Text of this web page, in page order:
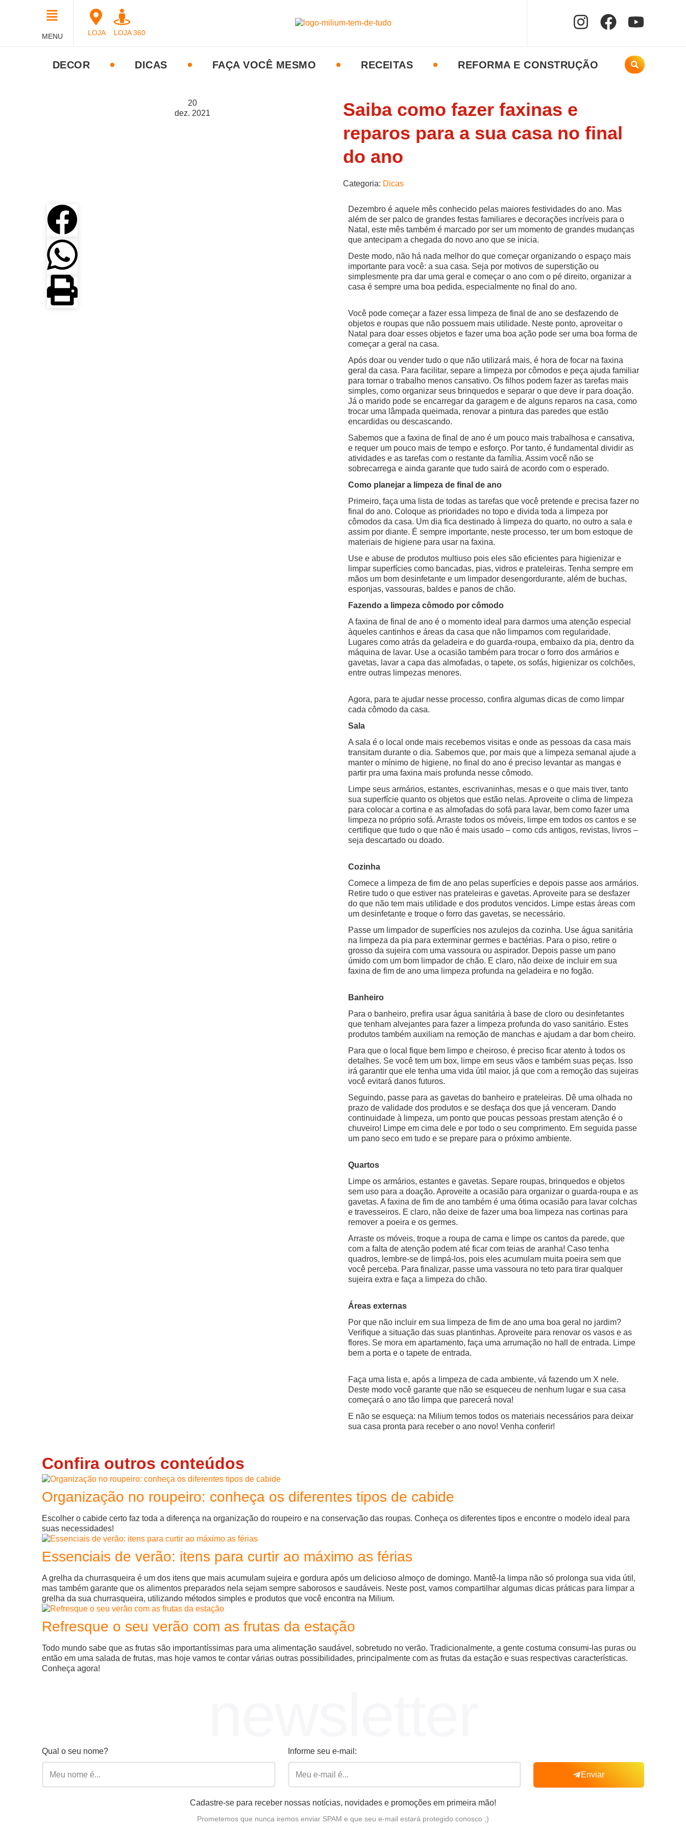
MENU LOJA LOJA 360
DECOR DICAS FAÇA VOCÊ MESMO RECEITAS REFORMA E CONSTRUÇÃO
20
dez. 2021
Saiba como fazer faxinas e
reparos para a sua casa no final
do ano
Categoria: Dicas
Dezembro é aquele mês conhecido pelas maiores festividades do ano. Mas
além de ser palco de grandes festas familiares e decorações incríveis para o
Natal, este mês também é marcado por ser um momento de grandes mudanças
que antecipam a chegada do novo ano que se inicia.
Deste modo, não há nada melhor do que começar organizando o espaço mais
importante para você: a sua casa. Seja por motivos de superstição ou
simplesmente pra dar uma geral e começar o ano com o pé direito, organizar a
casa é sempre uma boa pedida, especialmente no final do ano.
Você pode começar a fazer essa limpeza de final de ano se desfazendo de
objetos e roupas que não possuem mais utilidade. Neste ponto, aproveitar o
Natal para doar esses objetos e fazer uma boa ação pode ser uma boa forma de
começar a geral na casa.
Após doar ou vender tudo o que não utilizará mais, é hora de focar na faxina
geral da casa. Para facilitar, separe a limpeza por cômodos e peça ajuda familiar
para tornar o trabalho menos cansativo. Os filhos podem fazer as tarefas mais
simples, como organizar seus brinquedos e separar o que deve ir para doação.
Já o marido pode se encarregar da garagem e de alguns reparos na casa, como
trocar uma lâmpada queimada, renovar a pintura das paredes que estão
encardidas ou descascando.
Sabemos que a faxina de final de ano é um pouco mais trabalhosa e cansativa,
e requer um pouco mais de tempo e esforço. Por tanto, é fundamental dividir as
atividades e as tarefas com o restante da família. Assim você não se
sobrecarrega e ainda garante que tudo sairá de acordo com o esperado.
Como planejar a limpeza de final de ano
Primeiro, faça uma lista de todas as tarefas que você pretende e precisa fazer no
final do ano. Coloque as prioridades no topo e divida toda a limpeza por
cômodos da casa. Um dia fica destinado à limpeza do quarto, no outro a sala e
assim por diante. É sempre importante, neste processo, ter um bom estoque de
materiais de higiene para usar na faxina.
Use e abuse de produtos multiuso pois eles são eficientes para higienizar e
limpar superfícies como bancadas, pias, vidros e prateleiras. Tenha sempre em
mãos um bom desinfetante e um limpador desengordurante, além de buchas,
esponjas, vassouras, baldes e panos de chão.
Fazendo a limpeza cômodo por cômodo
A faxina de final de ano é o momento ideal para darmos uma atenção especial
àqueles cantinhos e áreas da casa que não limpamos com regularidade.
Lugares como atrás da geladeira e do guarda-roupa, embaixo da pia, dentro da
máquina de lavar. Use a ocasião também para trocar o forro dos armários e
gavetas, lavar a capa das almofadas, o tapete, os sofás, higienizar os colchões,
entre outras limpezas menores.
Agora, para te ajudar nesse processo, confira algumas dicas de como limpar
cada cômodo da casa.
Sala
A sala é o local onde mais recebemos visitas e onde as pessoas da casa mais
transitam durante o dia. Sabemos que, por mais que a limpeza semanal ajude a
manter o mínimo de higiene, no final do ano é preciso levantar as mangas e
partir pra uma faxina mais profunda nesse cômodo.
Limpe seus armários, estantes, escrivaninhas, mesas e o que mais tiver, tanto
sua superfície quanto os objetos que estão nelas. Aproveite o clima de limpeza
para colocar a cortina e as almofadas do sofá para lavar, bem como fazer uma
limpeza no próprio sofá. Arraste todos os móveis, limpe em todos os cantos e se
certifique que tudo o que não é mais usado – como cds antigos, revistas, livros –
seja descartado ou doado.
Cozinha
Comece a limpeza de fim de ano pelas superfícies e depois passe aos armários.
Retire tudo o que estiver nas prateleiras e gavetas. Aproveite para se desfazer
do que não tem mais utilidade e dos produtos vencidos. Limpe estas áreas com
um desinfetante e troque o forro das gavetas, se necessário.
Passe um limpador de superfícies nos azulejos da cozinha. Use água sanitária
na limpeza da pia para exterminar germes e bactérias. Para o piso, retire o
grosso da sujeira com uma vassoura ou aspirador. Depois passe um pano
úmido com um bom limpador de chão. E claro, não deixe de incluir em sua
faxina de fim de ano uma limpeza profunda na geladeira e no fogão.
Banheiro
Para o banheiro, prefira usar água sanitária à base de cloro ou desinfetantes
que tenham alvejantes para fazer a limpeza profunda do vaso sanitário. Estes
produtos também auxiliam na remoção de manchas e ajudam a dar bom cheiro.
Para que o local fique bem limpo e cheiroso, é preciso ficar atento à todos os
detalhes. Se você tem um box, limpe em seus vãos e também suas peças. Isso
irá garantir que ele tenha uma vida útil maior, já que com a remoção das sujeiras
você evitará danos futuros.
Seguindo, passe para as gavetas do banheiro e prateleiras. Dê uma olhada no
prazo de validade dos produtos e se desfaça dos que já venceram. Dando
continuidade à limpeza, um ponto que poucas pessoas prestam atenção é o
chuveiro! Limpe em cima dele e por todo o seu comprimento. Em seguida passe
um pano seco em tudo e se prepare para o próximo ambiente.
Quartos
Limpe os armários, estantes e gavetas. Separe roupas, brinquedos e objetos
sem uso para a doação. Aproveite a ocasião para organizar o guarda-roupa e as
gavetas. A faxina de fim de ano também é uma ótima ocasião para lavar colchas
e travesseiros. E claro, não deixe de fazer uma boa limpeza nas cortinas para
remover a poeira e os germes.
Arraste os móveis, troque a roupa de cama e limpe os cantos da parede, que
com a falta de atenção podem até ficar com teias de aranha! Caso tenha
quadros, lembre-se de limpá-los, pois eles acumulam muita poeira sem que
você perceba. Para finalizar, passe uma vassoura no teto para tirar qualquer
sujeira extra e faça a limpeza do chão.
Áreas externas
Por que não incluir em sua limpeza de fim de ano uma boa geral no jardim?
Verifique a situação das suas plantinhas. Aproveite para renovar os vasos e as
flores. Se mora em apartamento, faça uma arrumação no hall de entrada. Limpe
bem a porta e o tapete de entrada.
Faça uma lista e, após a limpeza de cada ambiente, vá fazendo um X nele.
Deste modo você garante que não se esqueceu de nenhum lugar e sua casa
começará o ano tão limpa que parecerá nova!
E não se esqueça: na Milium temos todos os materiais necessários para deixar
sua casa pronta para receber o ano novo! Venha conferir!
Confira outros conteúdos
Organização no roupeiro: conheça os diferentes tipos de cabide
Escolher o cabide certo faz toda a diferença na organização do roupeiro e na conservação das roupas. Conheça os diferentes tipos e encontre o modelo ideal para
suas necessidades!
Essenciais de verão: itens para curtir ao máximo as férias
A grelha da churrasqueira é um dos itens que mais acumulam sujeira e gordura após um delicioso almoço de domingo. Mantê-la limpa não só prolonga sua vida útil,
mas também garante que os alimentos preparados nela sejam sempre saborosos e saudáveis. Neste post, vamos compartilhar algumas dicas práticas para limpar a
grelha da sua churrasqueira, utilizando métodos simples e produtos que você encontra na Milium.
Refresque o seu verão com as frutas da estação
Todo mundo sabe que as frutas são importantíssimas para uma alimentação saudável, sobretudo no verão. Tradicionalmente, a gente costuma consumi-las puras ou
então em uma salada de frutas, mas hoje vamos te contar várias outras possibilidades, principalmente com as frutas da estação e suas respectivas características.
Conheça agora!
Qual o seu nome? Informe seu e-mail:
Enviar
Cadastre-se para receber nossas notícias, novidades e promoções em primeira mão!
Prometemos que nunca iremos enviar SPAM e que seu e-mail estará protegido conosco ;)